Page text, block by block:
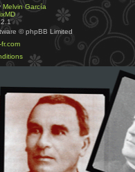
Melvin García
© phpBB Limited